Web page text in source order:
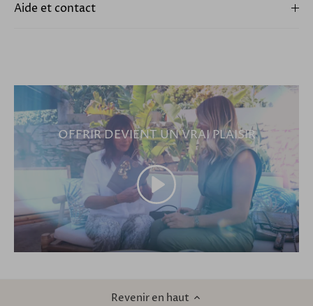
Aide et contact
OFFRIR DEVIENT UN VRAI PLAISIR
Revenir en haut